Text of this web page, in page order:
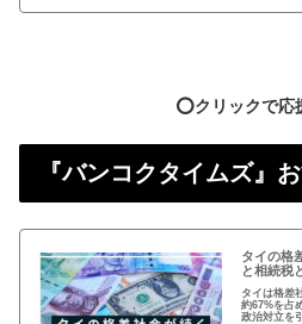
⭕️クリックで応
『バンコクタイムズ』
タイの格
と相続税
タイは格差
約67%を占
政治対立を